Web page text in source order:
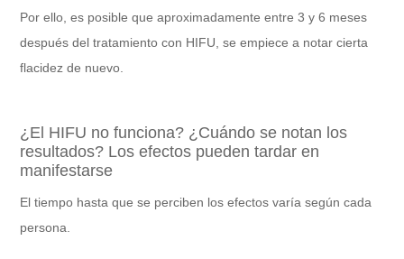
Por ello, es posible que aproximadamente entre 3 y 6 meses
después del tratamiento con HIFU, se empiece a notar cierta
flacidez de nuevo.
¿El HIFU no funciona? ¿Cuándo se notan los
resultados? Los efectos pueden tardar en
manifestarse
El tiempo hasta que se perciben los efectos varía según cada
persona.